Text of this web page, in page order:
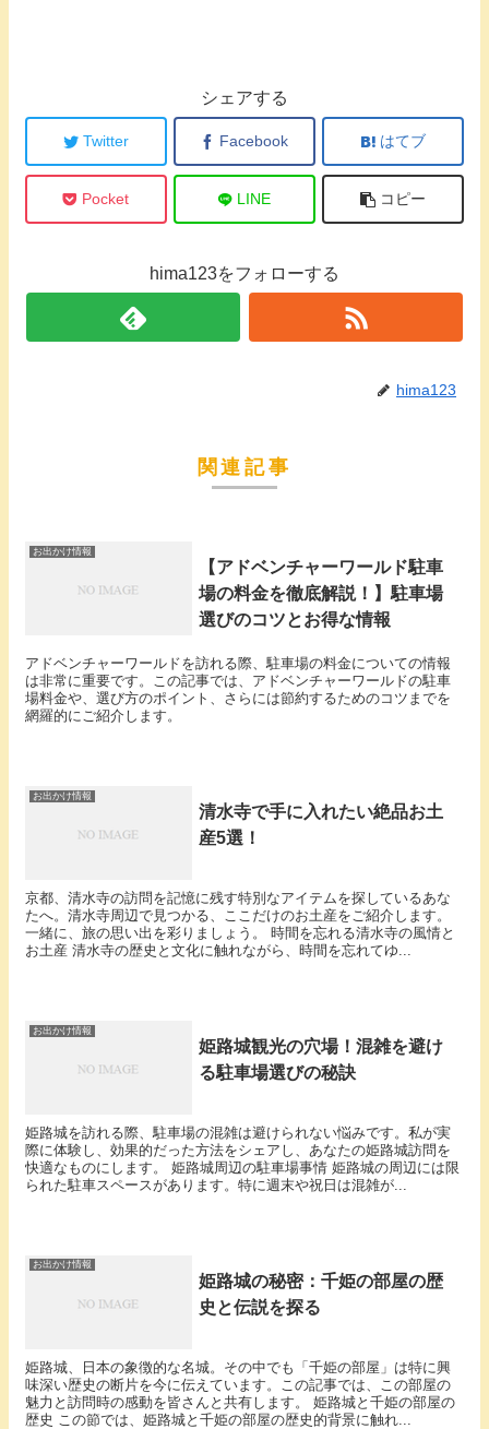
シェアする
Twitter Facebook はてブ
Pocket LINE コピー
hima123をフォローする
hima123
関連記事
お出かけ情報
【アドベンチャーワールド駐車
場の料金を徹底解説！】駐車場
選びのコツとお得な情報
アドベンチャーワールドを訪れる際、駐車場の料金についての情報
は非常に重要です。この記事では、アドベンチャーワールドの駐車
場料金や、選び方のポイント、さらには節約するためのコツまでを
網羅的にご紹介します。
お出かけ情報
清水寺で手に入れたい絶品お土
産5選！
京都、清水寺の訪問を記憶に残す特別なアイテムを探しているあな
たへ。清水寺周辺で見つかる、ここだけのお土産をご紹介します。
一緒に、旅の思い出を彩りましょう。 時間を忘れる清水寺の風情と
お土産 清水寺の歴史と文化に触れながら、時間を忘れてゆ...
お出かけ情報
姫路城観光の穴場！混雑を避け
る駐車場選びの秘訣
姫路城を訪れる際、駐車場の混雑は避けられない悩みです。私が実
際に体験し、効果的だった方法をシェアし、あなたの姫路城訪問を
快適なものにします。 姫路城周辺の駐車場事情 姫路城の周辺には限
られた駐車スペースがあります。特に週末や祝日は混雑が...
お出かけ情報
姫路城の秘密：千姫の部屋の歴
史と伝説を探る
姫路城、日本の象徴的な名城。その中でも「千姫の部屋」は特に興
味深い歴史の断片を今に伝えています。この記事では、この部屋の
魅力と訪問時の感動を皆さんと共有します。 姫路城と千姫の部屋の
歴史 この節では、姫路城と千姫の部屋の歴史的背景に触れ...